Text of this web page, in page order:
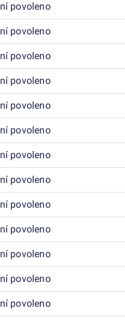
povoleno
povoleno
povoleno
povoleno
povoleno
povoleno
povoleno
povoleno
povoleno
povoleno
povoleno
povoleno
povoleno